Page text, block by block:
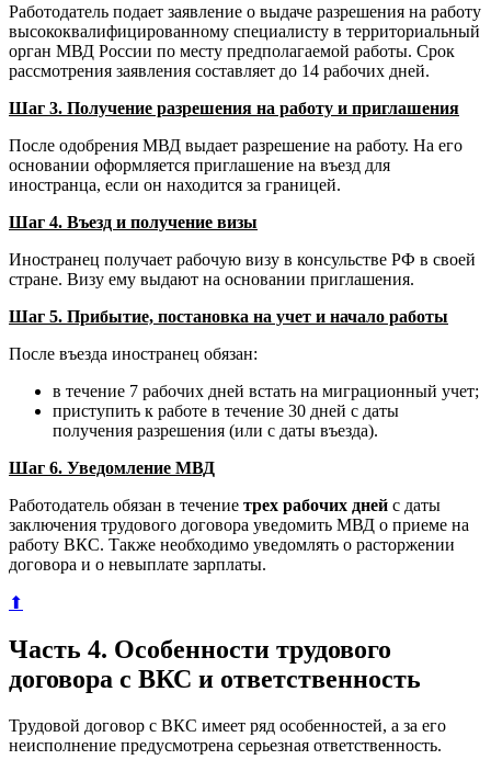
Работодатель подает заявление о выдаче разрешения на работу
высококвалифицированному специалисту в территориальный
орган МВД России по месту предполагаемой работы. Срок
рассмотрения заявления составляет до 14 рабочих дней.
Шаг 3. Получение разрешения на работу и приглашения
После одобрения МВД выдает разрешение на работу. На его
основании оформляется приглашение на въезд для
иностранца, если он находится за границей.
Шаг 4. Въезд и получение визы
Иностранец получает рабочую визу в консульстве РФ в своей
стране. Визу ему выдают на основании приглашения.
Шаг 5. Прибытие, постановка на учет и начало работы
После въезда иностранец обязан:
в течение 7 рабочих дней встать на миграционный учет;
приступить к работе в течение 30 дней с даты
получения разрешения (или с даты въезда).
Шаг 6. Уведомление МВД
Работодатель обязан в течение трех рабочих дней с даты
заключения трудового договора уведомить МВД о приеме на
работу ВКС. Также необходимо уведомлять о расторжении
договора и о невыплате зарплаты.
⬆
Часть 4. Особенности трудового
договора с ВКС и ответственность
Трудовой договор с ВКС имеет ряд особенностей, а за его
неисполнение предусмотрена серьезная ответственность.